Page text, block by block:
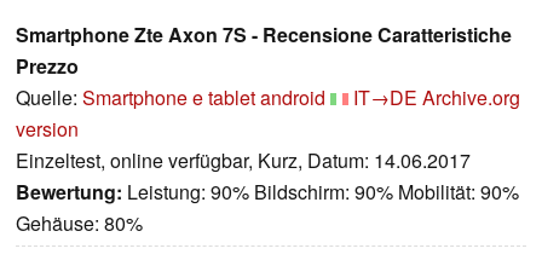
Smartphone Zte Axon 7S - Recensione Caratteristiche
Prezzo
Quelle: Smartphone e tablet android IT→DE Archive.org
version
Einzeltest, online verfügbar, Kurz, Datum: 14.06.2017
Bewertung: Leistung: 90% Bildschirm: 90% Mobilität: 90%
Gehäuse: 80%